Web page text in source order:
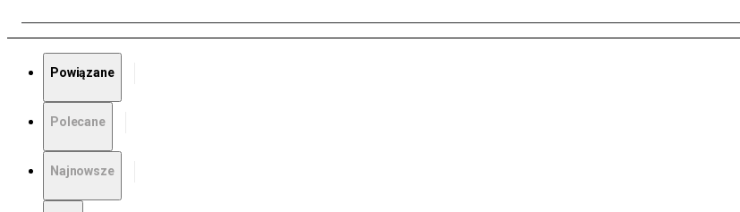
Powiązane
Polecane
Najnowsze